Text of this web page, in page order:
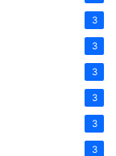
3
3
3
3
3
3